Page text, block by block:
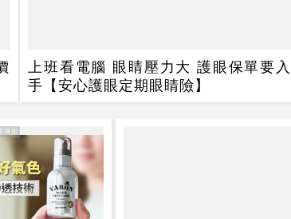
上班看電腦 眼睛壓力大 護眼保單要入
手【安心護眼定期眼睛險】
商店